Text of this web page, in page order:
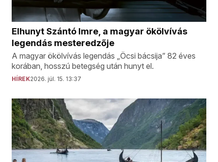
Elhunyt Szántó Imre, a magyar ökölvívás
legendás mesteredzője
A magyar ökölvívás legendás „Öcsi bácsija” 82 éves
korában, hosszú betegség után hunyt el.
HÍREK2026. júl. 15. 13:37